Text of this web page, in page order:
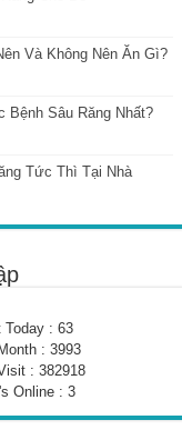
Và Không Nên Ăn Gì?
Bệnh Sâu Răng Nhất?
Tức Thì Tại Nhà
Today : 63
: 3993
: 382918
Online : 3